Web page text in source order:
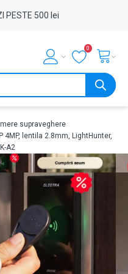
PESTE 500 lei
0
supraveghere
4MP, lentila 2.8mm, LightHunter,
A2